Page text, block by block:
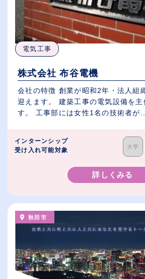
電気工事
株式会社 布谷電機
会社の特徴 創業が昭和2年・法人組織にして50年目を
迎えます。 建築工事の電気設備を主
す。 工事部には女性1名の技術者が
インターンシップ
受け入れ可能対象
大学
詳しくみる
秋田市